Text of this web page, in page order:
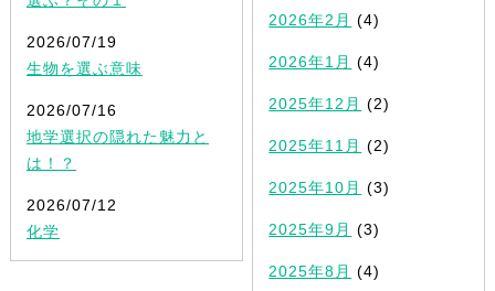
2026/07/19
生物を選ぶ意味
2026/07/16
地学選択の隠れた魅力と
は！？
2026/07/12
化学
2026年2月 (4)
2026年1月 (4)
2025年12月 (2)
2025年11月 (2)
2025年10月 (3)
2025年9月 (3)
2025年8月 (4)